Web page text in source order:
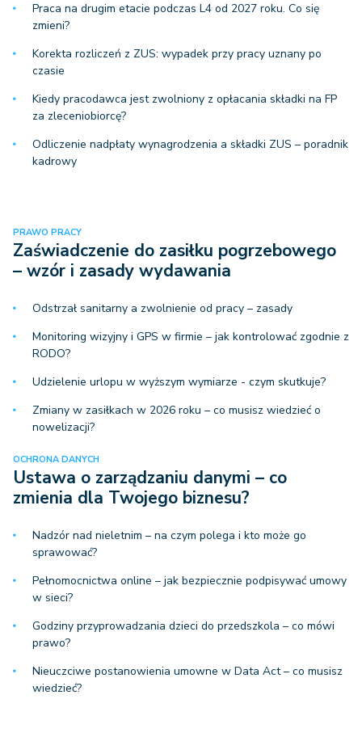
Praca na drugim etacie podczas L4 od 2027 roku. Co się
zmieni?
Korekta rozliczeń z ZUS: wypadek przy pracy uznany po
czasie
Kiedy pracodawca jest zwolniony z opłacania składki na FP
za zleceniobiorcę?
Odliczenie nadpłaty wynagrodzenia a składki ZUS – poradnik
kadrowy
PRAWO PRACY
Zaświadczenie do zasiłku pogrzebowego
– wzór i zasady wydawania
Odstrzał sanitarny a zwolnienie od pracy – zasady
Monitoring wizyjny i GPS w firmie – jak kontrolować zgodnie z
RODO?
Udzielenie urlopu w wyższym wymiarze - czym skutkuje?
Zmiany w zasiłkach w 2026 roku – co musisz wiedzieć o
nowelizacji?
OCHRONA DANYCH
Ustawa o zarządzaniu danymi – co
zmienia dla Twojego biznesu?
Nadzór nad nieletnim – na czym polega i kto może go
sprawować?
Pełnomocnictwa online – jak bezpiecznie podpisywać umowy
w sieci?
Godziny przyprowadzania dzieci do przedszkola – co mówi
prawo?
Nieuczciwe postanowienia umowne w Data Act – co musisz
wiedzieć?